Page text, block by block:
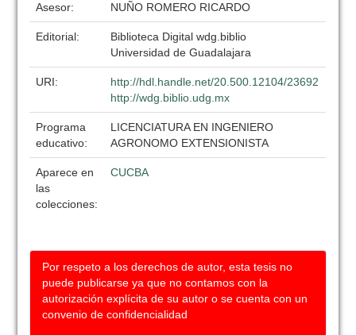
Asesor: NUÑO ROMERO RICARDO
Editorial:
Biblioteca Digital wdg.biblio
Universidad de Guadalajara
URI:
http://hdl.handle.net/20.500.12104/23692
http://wdg.biblio.udg.mx
Programa
educativo:
LICENCIATURA EN INGENIERO
AGRONOMO EXTENSIONISTA
Aparece en
las
colecciones:
CUCBA
Por respeto a los derechos de autor, esta tesis no
puede publicarse ya que no contamos con la
autorización explícita de su autor o se cuenta con un
convenio de confidencialidad